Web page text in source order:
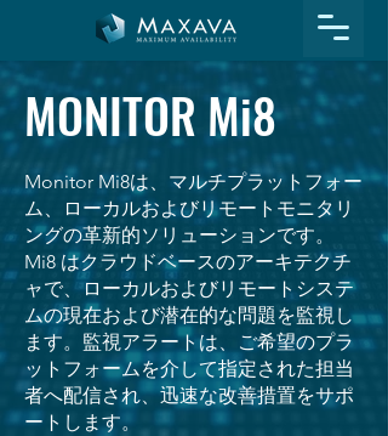
MONITOR Mi8
Monitor Mi8は、マルチプラットフォー
ム、ローカルおよびリモートモニタリ
ングの革新的ソリューションです。
Mi8 はクラウドベースのアーキテクチ
ャで、ローカルおよびリモートシステ
ムの現在および潜在的な問題を監視し
ます。監視アラートは、ご希望のプラ
ットフォームを介して指定された担当
者へ配信され、迅速な改善措置をサポ
ートします。